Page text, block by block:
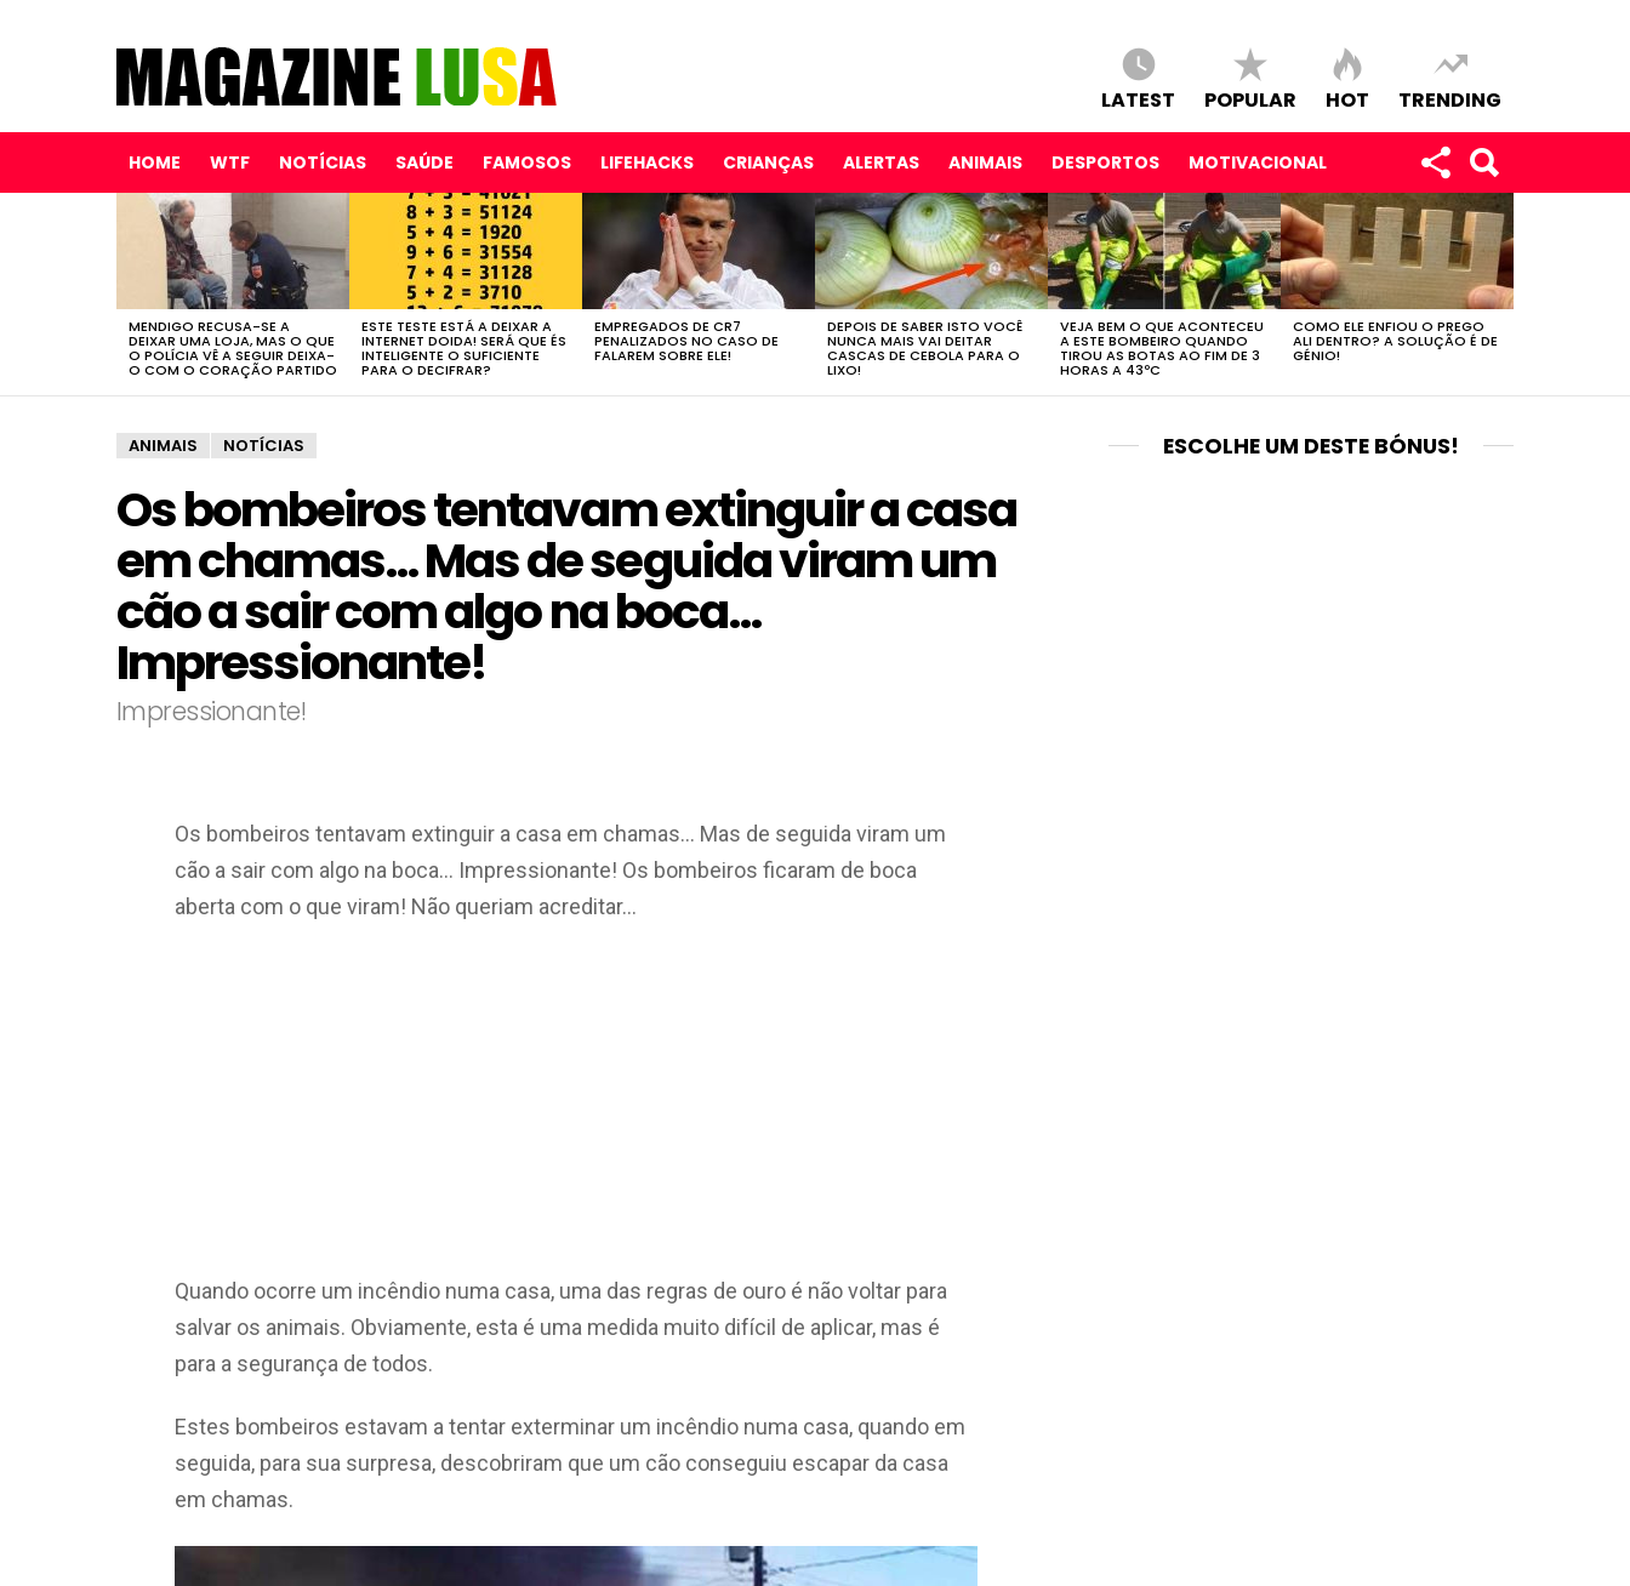
LATEST POPULAR HOT TRENDING
HOME WTF NOTÍCIAS SAÚDE FAMOSOS LIFEHACKS CRIANÇAS ALERTAS ANIMAIS DESPORTOS MOTIVACIONAL
LATEST
STORIES
MENDIGO RECUSA-SE A
DEIXAR UMA LOJA, MAS O QUE
O POLÍCIA VÊ A SEGUIR DEIXA-
O COM O CORAÇÃO PARTIDO
ESTE TESTE ESTÁ A DEIXAR A
INTERNET DOIDA! SERÁ QUE ÉS
INTELIGENTE O SUFICIENTE
PARA O DECIFRAR?
EMPREGADOS DE CR7
PENALIZADOS NO CASO DE
FALAREM SOBRE ELE!
DEPOIS DE SABER ISTO VOCÊ
NUNCA MAIS VAI DEITAR
CASCAS DE CEBOLA PARA O
LIXO!
VEJA BEM O QUE ACONTECEU
A ESTE BOMBEIRO QUANDO
TIROU AS BOTAS AO FIM DE 3
HORAS A 43ºC
COMO ELE ENFIOU O PREGO
ALI DENTRO? A SOLUÇÃO É DE
GÉNIO!
ANIMAIS NOTÍCIAS
Os bombeiros tentavam extinguir a casa
em chamas… Mas de seguida viram um
cão a sair com algo na boca…
Impressionante!
Impressionante!
Os bombeiros tentavam extinguir a casa em chamas… Mas de seguida viram um
cão a sair com algo na boca… Impressionante! Os bombeiros ficaram de boca
aberta com o que viram! Não queriam acreditar…
Quando ocorre um incêndio numa casa, uma das regras de ouro é não voltar para
salvar os animais. Obviamente, esta é uma medida muito difícil de aplicar, mas é
para a segurança de todos.
Estes bombeiros estavam a tentar exterminar um incêndio numa casa, quando em
seguida, para sua surpresa, descobriram que um cão conseguiu escapar da casa
em chamas.
ESCOLHE UM DESTE BÓNUS!